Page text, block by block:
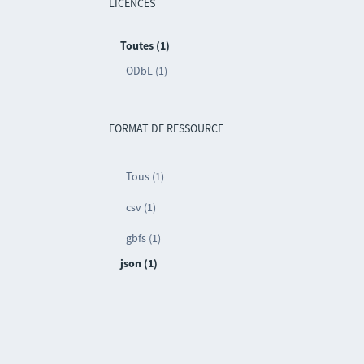
LICENCES
Toutes (1)
ODbL (1)
FORMAT DE RESSOURCE
Tous (1)
csv (1)
gbfs (1)
json (1)